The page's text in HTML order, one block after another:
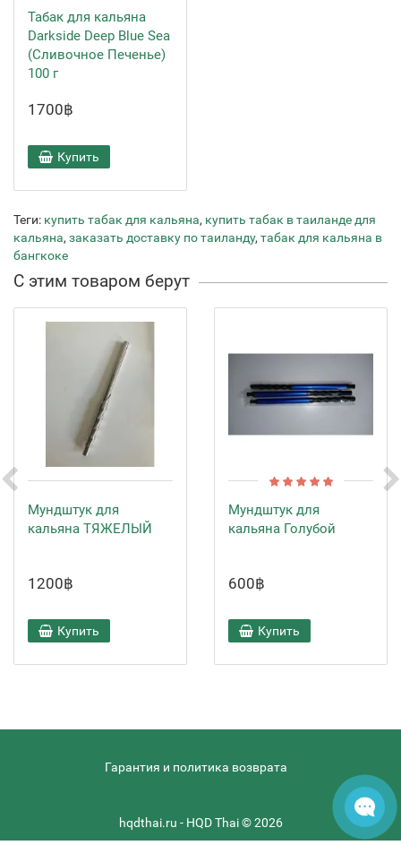
Табак для кальяна
Darkside Deep Blue Sea
(Сливочное Печенье)
100 г
1700฿
Купить
Теги: купить табак для кальяна, купить табак в таиланде для
кальяна, заказать доставку по таиланду, табак для кальяна в
бангкоке
С этим товаром берут
Мундштук для
кальяна ТЯЖЕЛЫЙ
1200฿
Купить
Мундштук для
кальяна Голубой
600฿
Купить
Гарантия и политика возврата
hqdthai.ru - HQD Thai © 2026